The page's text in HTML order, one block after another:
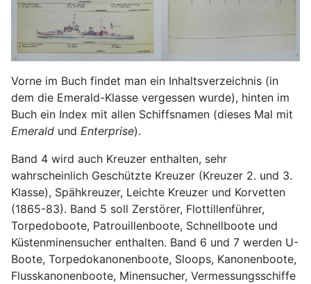
Vorne im Buch findet man ein Inhaltsverzeichnis (in
dem die Emerald-Klasse vergessen wurde), hinten im
Buch ein Index mit allen Schiffsnamen (dieses Mal mit
Emerald und Enterprise).
Band 4 wird auch Kreuzer enthalten, sehr
wahrscheinlich Geschützte Kreuzer (Kreuzer 2. und 3.
Klasse), Spähkreuzer, Leichte Kreuzer und Korvetten
(1865-83). Band 5 soll Zerstörer, Flottillenführer,
Torpedoboote, Patrouillenboote, Schnellboote und
Küstenminensucher enthalten. Band 6 und 7 werden U-
Boote, Torpedokanonenboote, Sloops, Kanonenboote,
Flusskanonenboote, Minensucher, Vermessungsschiffe